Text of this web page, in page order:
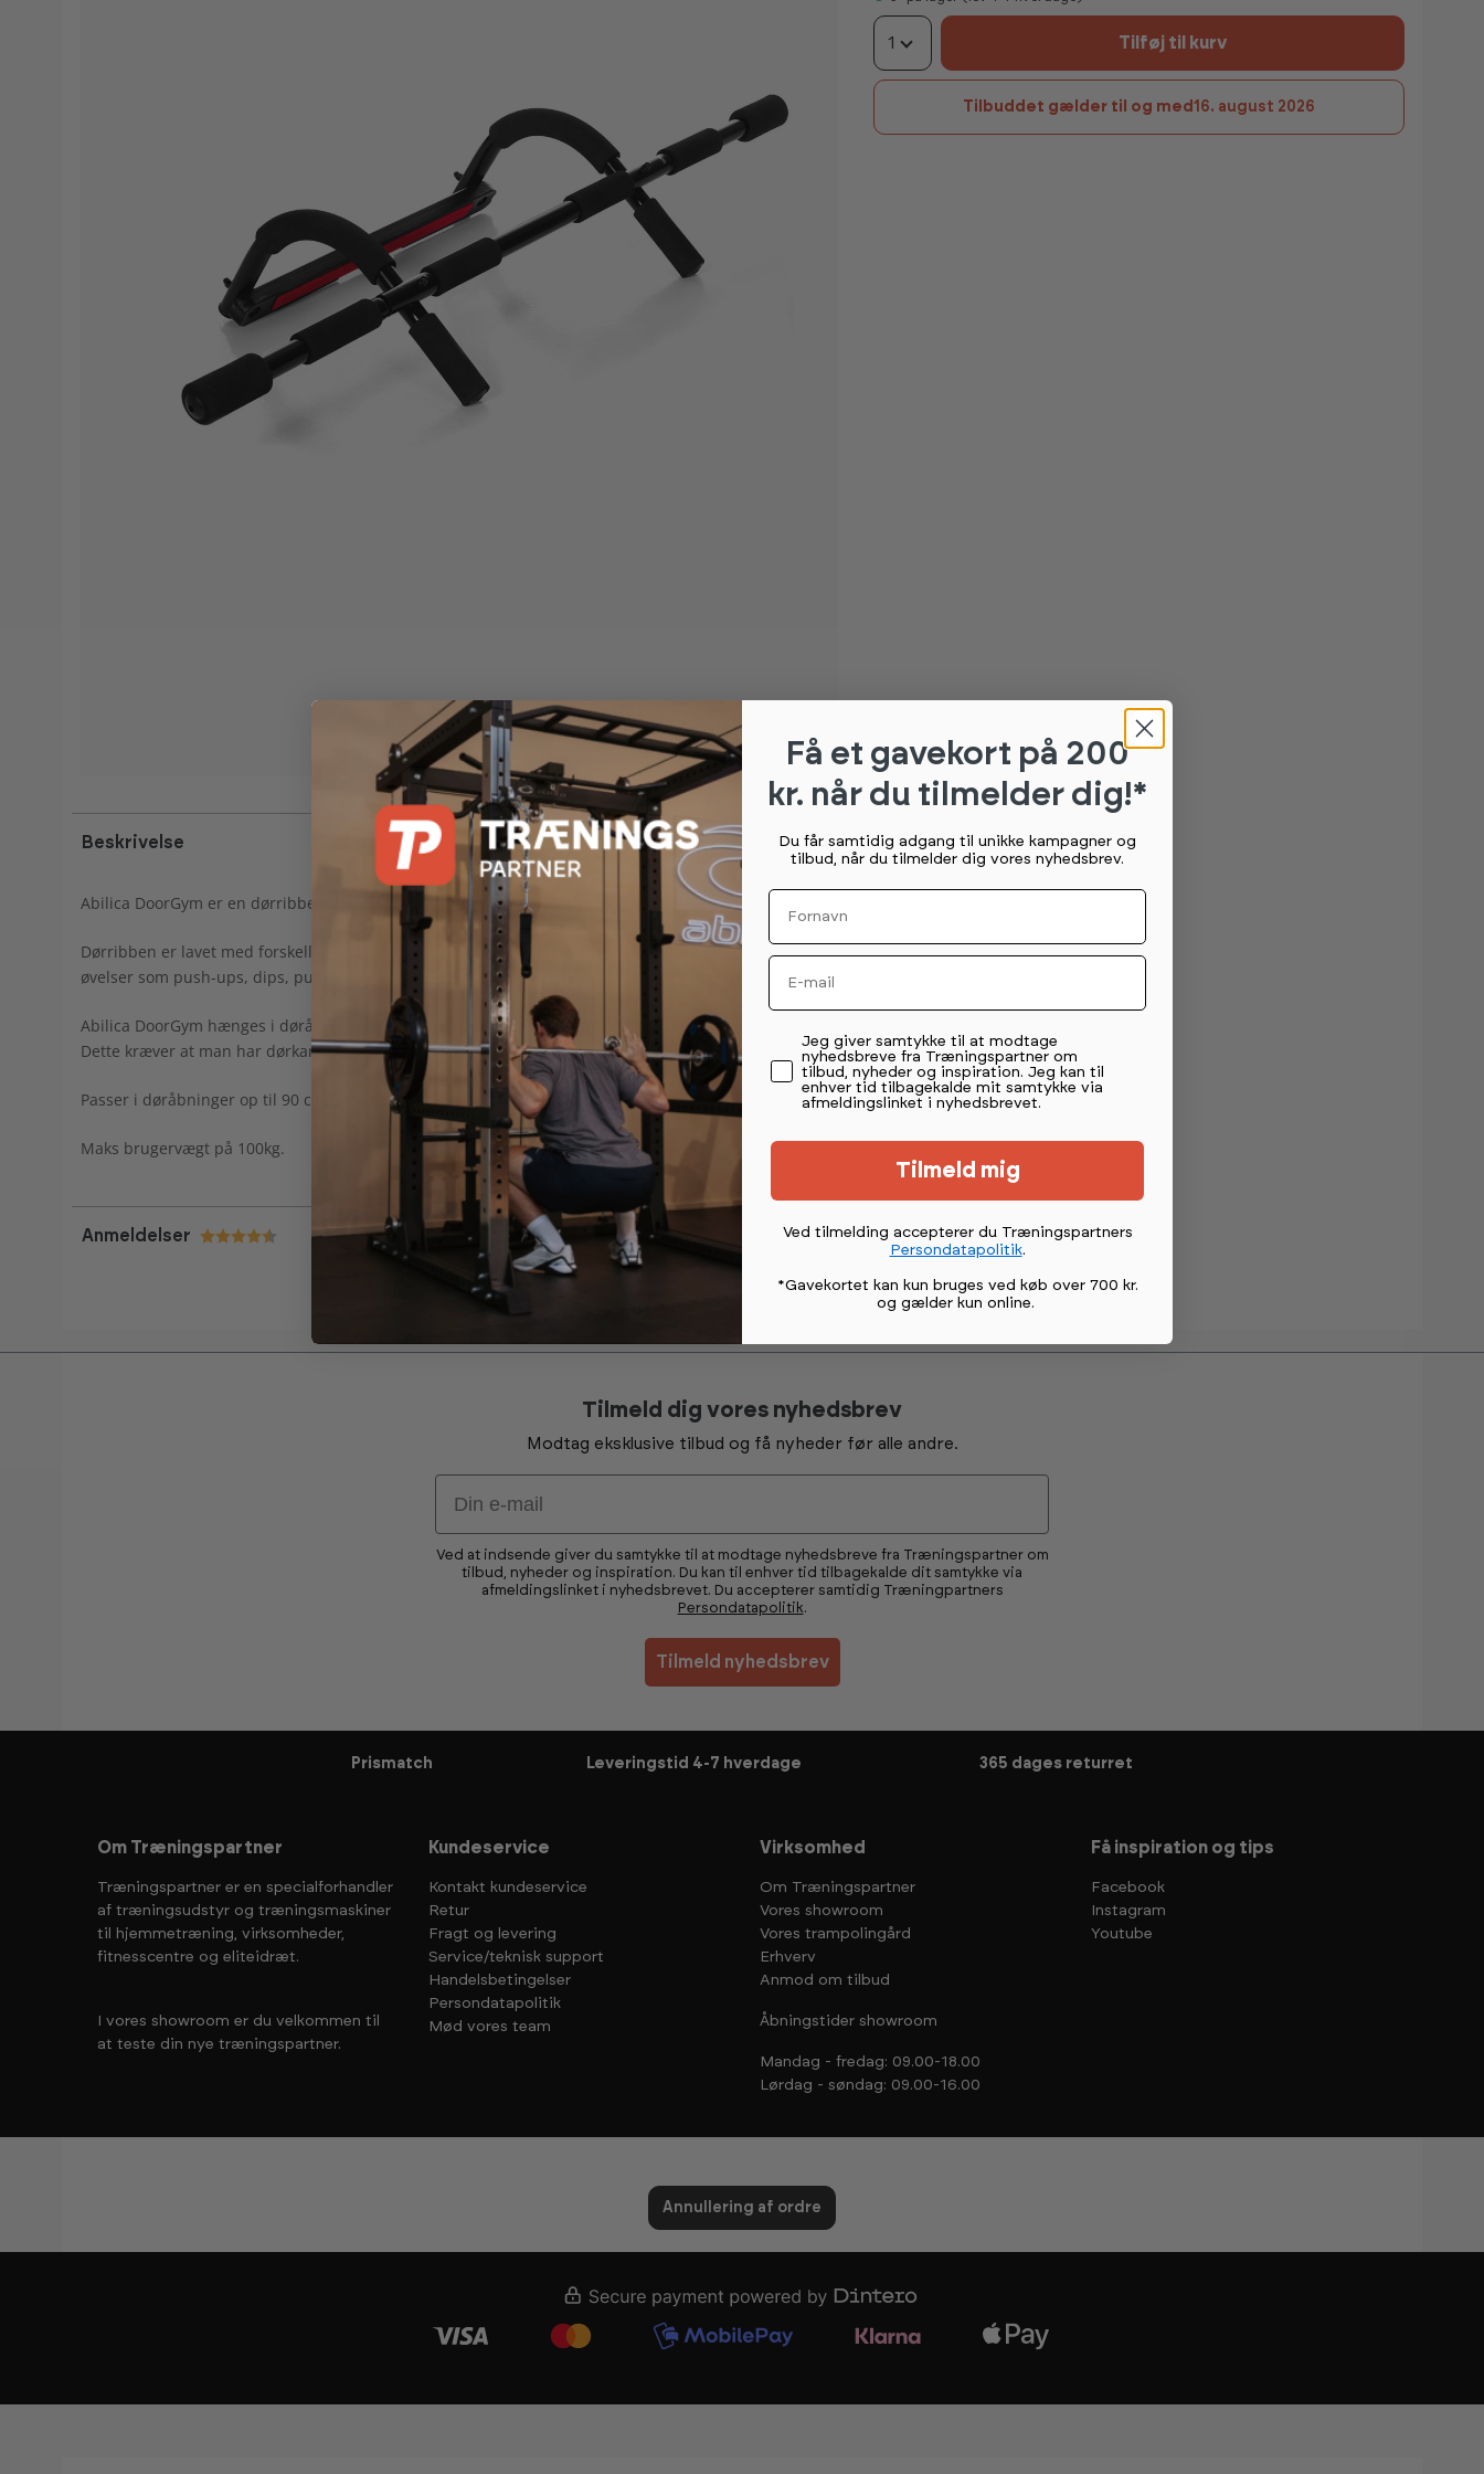
Beskrivelse
Abilica DoorGym er en dørribbe, som giver dig stor mulighed for variation i træningen.
Dørribben er lavet med forskellige håndtag i blød mosgummi, som vil gøre det komfortabelt at lave
øvelser som push-ups, dips, pull-ups eller mavebøjninger.
Abilica DoorGym hænges i døråbningen uden montering, og kan nemt sættes i og tages ud igen.
Dette kræver at man har dørkarm.
Passer i døråbninger op til 90 cm, med en vægtykkelse på 10-15 cm.
Maks brugervægt på 100kg.
Anmeldelser
1 Tilføj til kurv
Tilbuddet gælder til og med 16. august 2026
Tilmeld dig vores nyhedsbrev
Modtag eksklusive tilbud og få nyheder før alle andre.
Email
Ved at indsende giver du samtykke til at modtage nyhedsbreve fra Træningspartner om
tilbud, nyheder og inspiration. Du kan til enhver tid tilbagekalde dit samtykke via
afmeldingslinket i nyhedsbrevet. Du accepterer samtidig Træningpartners
Persondatapolitik.
Tilmeld nyhedsbrev
Prismatch Leveringstid 4-7 hverdage 365 dages returret
Om Træningspartner
Træningspartner er en specialforhandler
af træningsudstyr og træningsmaskiner
til hjemmetræning, virksomheder,
fitnesscentre og eliteidræt.
I vores showroom er du velkommen til
at teste din nye træningspartner.
Kundeservice
Kontakt kundeservice
Retur
Fragt og levering
Service/teknisk support
Handelsbetingelser
Persondatapolitik
Mød vores team
Virksomhed
Om Træningspartner
Vores showroom
Vores trampolingård
Erhverv
Anmod om tilbud
Åbningstider showroom
Mandag - fredag: 09.00-18.00
Lørdag - søndag: 09.00-16.00
Få inspiration og tips
Facebook
Instagram
Youtube
Annullering af ordre
Få et gavekort på 200
kr. når du tilmelder dig!*
Du får samtidig adgang til unikke kampagner og
tilbud, når du tilmelder dig vores nyhedsbrev.
Fornavn
Email
Permission tekst
Jeg giver samtykke til at modtage
nyhedsbreve fra Træningspartner om
tilbud, nyheder og inspiration. Jeg kan til
enhver tid tilbagekalde mit samtykke via
afmeldingslinket i nyhedsbrevet.
Tilmeld mig
Ved tilmelding accepterer du Træningspartners
Persondatapolitik.
*Gavekortet kan kun bruges ved køb over 700 kr.
og gælder kun online.